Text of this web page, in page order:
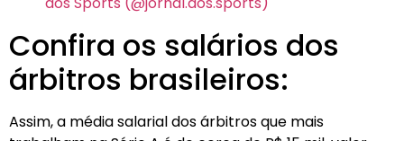
Confira os salários dos
árbitros brasileiros:
Assim, a média salarial dos árbitros que mais